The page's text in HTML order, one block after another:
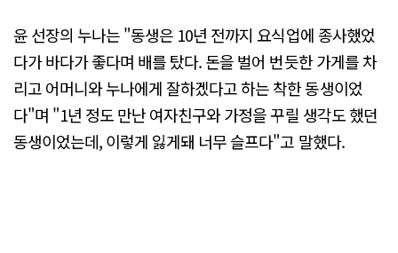
윤 선장의 누나는 "동생은 10년 전까지 요식업에 종사했었
다가 바다가 좋다며 배를 탔다. 돈을 벌어 번듯한 가게를 차
리고 어머니와 누나에게 잘하겠다고 하는 착한 동생이었
다"며 "1년 정도 만난 여자친구와 가정을 꾸릴 생각도 했던
동생이었는데, 이렇게 잃게돼 너무 슬프다"고 말했다.